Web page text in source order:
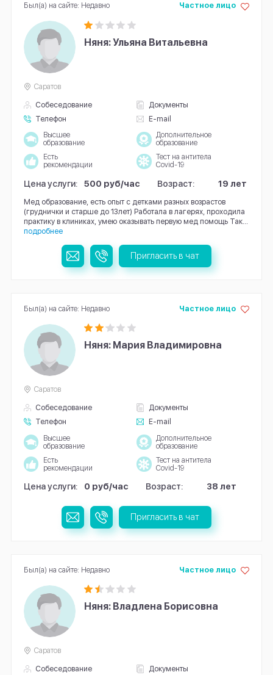
Няня: Ульяна Витальевна
Собеседование
Документы
Телефон
E-mail
Частное лицо
Саратов
Высшее
образование
Дополнительное
образование
Есть
рекомендации
Тест на антитела
Covid-19
Цена услуги: 500 руб/час Возраст: 19 лет
Мед образование, есть опыт с детками разных возрастов
(груднички и старше до 13лет) Работала в лагерях, проходила
практику в клиниках, умею оказывать первую мед помощь Так...
подробнее
Был(а) на сайте: Недавно
Пригласить в чат
Няня: Мария Владимировна
Собеседование
Документы
Телефон
E-mail
Частное лицо
Саратов
Высшее
образование
Дополнительное
образование
Есть
рекомендации
Тест на антитела
Covid-19
Цена услуги: 0 руб/час Возраст: 38 лет
Был(а) на сайте: Недавно
Пригласить в чат
Няня: Владлена Борисовна
Собеседование Документы
Частное лицо
Саратов
Был(а) на сайте: Недавно